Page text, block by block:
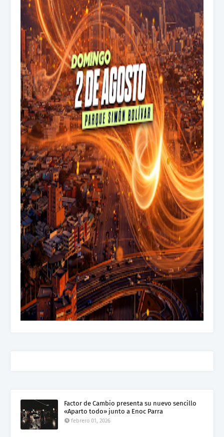
Factor de Cambio presenta su nuevo sencillo
«Aparto todo» junto a Enoc Parra
febrero 01, 2026